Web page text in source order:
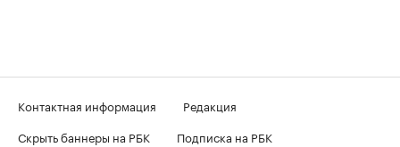
Контактная информация
Редакция
Скрыть баннеры на РБК
Подписка на РБК